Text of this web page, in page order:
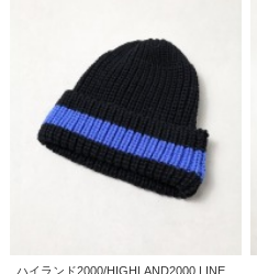
ハイランド2000/HIGHLAND2000 LINE